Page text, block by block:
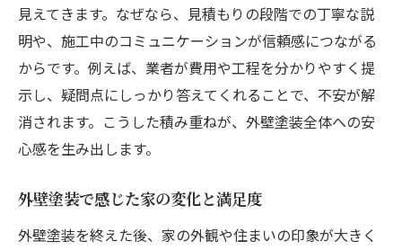
外壁塗装の費用を体験から学ぶ方法
外壁塗装体験で分かる費用の内訳
外壁塗装の費用相場を体験談から解説
外壁塗装体験が示すコスパ重視の選び方
見積もりで気付いた外壁塗装費用の注意点
満足度を高める外壁塗装体験のポイント
外壁塗装体験で重視したポイントとは
見えてきます。なぜなら、見積もりの段階での丁寧な説
明や、施工中のコミュニケーションが信頼感につながる
からです。例えば、業者が費用や工程を分かりやすく提
示し、疑問点にしっかり答えてくれることで、不安が解
消されます。こうした積み重ねが、外壁塗装全体への安
心感を生み出します。
外壁塗装で感じた家の変化と満足度
外壁塗装を終えた後、家の外観や住まいの印象が大きく